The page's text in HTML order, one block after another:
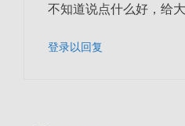
不知道说点什么好，给
登录以回复